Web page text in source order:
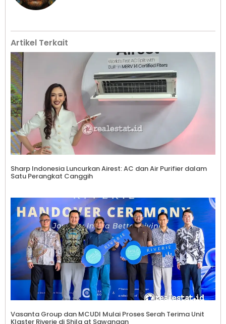
Artikel Terkait
Sharp Indonesia Luncurkan Airest: AC dan Air Purifier dalam
Satu Perangkat Canggih
Vasanta Group dan MCUDI Mulai Proses Serah Terima Unit
Klaster Riverie di Shila at Sawangan